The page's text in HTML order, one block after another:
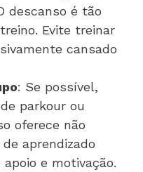
descanso é tão
Evite treinar
cansado
: Se possível,
parkour ou
oferece não
aprendizado
e motivação.